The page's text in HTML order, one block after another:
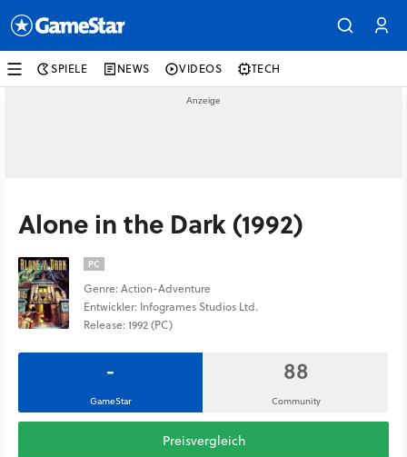
SPIELE NEWS VIDEOS TECH
Alone in the Dark (1992)
PC
Genre: Action-Adventure
Entwickler: Infogrames Studios Ltd.
Release: 1992 (PC)
-
GameStar
88
Community
Preisvergleich